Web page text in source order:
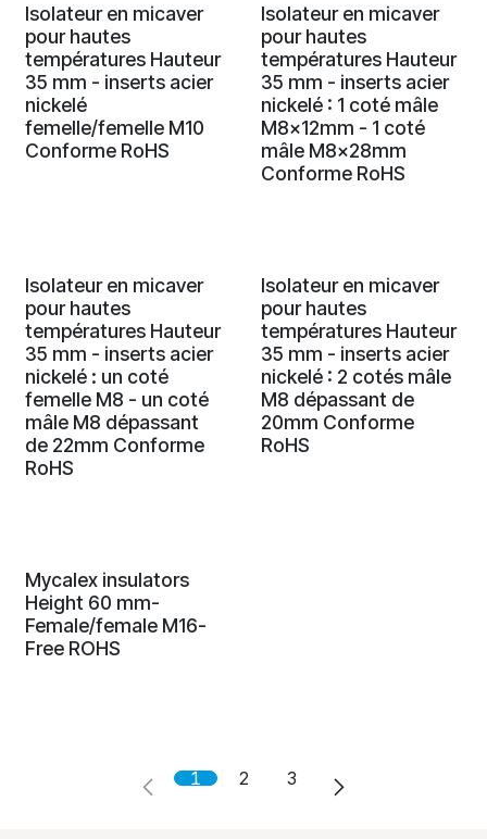
Isolateur en micaver
pour hautes
températures Hauteur
35 mm - inserts acier
nickelé
femelle/femelle M10
Conforme RoHS
Isolateur en micaver
pour hautes
températures Hauteur
35 mm - inserts acier
nickelé : 1 coté mâle
M8x12mm - 1 coté
mâle M8x28mm
Conforme RoHS
Isolateur en micaver
pour hautes
températures Hauteur
35 mm - inserts acier
nickelé : un coté
femelle M8 - un coté
mâle M8 dépassant
de 22mm Conforme
RoHS
Isolateur en micaver
pour hautes
températures Hauteur
35 mm - inserts acier
nickelé : 2 cotés mâle
M8 dépassant de
20mm Conforme
RoHS
Mycalex insulators
Height 60 mm-
Female/female M16-
Free ROHS
1 2 3